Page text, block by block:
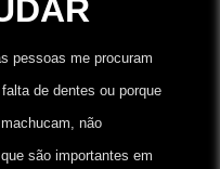
pessoas me procuram
de dentes ou porque
não
são importantes em